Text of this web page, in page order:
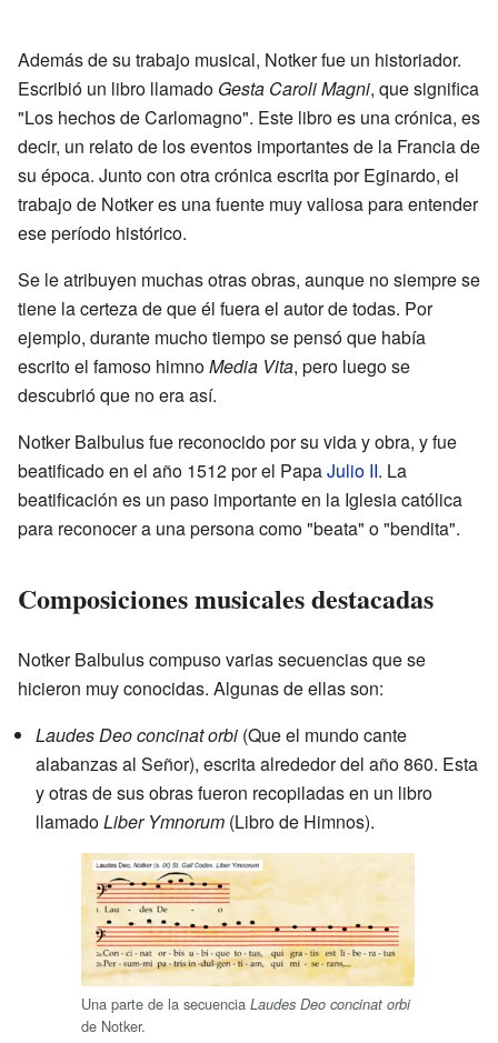
Además de su trabajo musical, Notker fue un historiador.
Escribió un libro llamado Gesta Caroli Magni, que significa
"Los hechos de Carlomagno". Este libro es una crónica, es
decir, un relato de los eventos importantes de la Francia de
su época. Junto con otra crónica escrita por Eginardo, el
trabajo de Notker es una fuente muy valiosa para entender
ese período histórico.
Se le atribuyen muchas otras obras, aunque no siempre se
tiene la certeza de que él fuera el autor de todas. Por
ejemplo, durante mucho tiempo se pensó que había
escrito el famoso himnoMedia Vita, pero luego se
descubrió que no era así.
Notker Balbulus fue reconocido por su vida y obra, y fue
beatificado en el año 1512 por el PapaJulio II. La
beatificación es un paso importante en la Iglesia católica
para reconocer a una persona como "beata" o "bendita".
Composiciones musicales destacadas
Notker Balbulus compuso varias secuencias que se
hicieron muy conocidas. Algunas de ellas son:
Laudes Deo concinat orbi (Que el mundo cante
alabanzas al Señor), escrita alrededor del año 860. Esta
y otras de sus obras fueron recopiladas en un libro
llamadoLiber Ymnorum (Libro de Himnos).
Una parte de la secuencia Laudes Deo concinat orbi
de Notker.